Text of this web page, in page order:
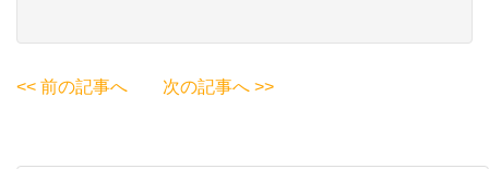
<< 前の記事へ 次の記事へ >>